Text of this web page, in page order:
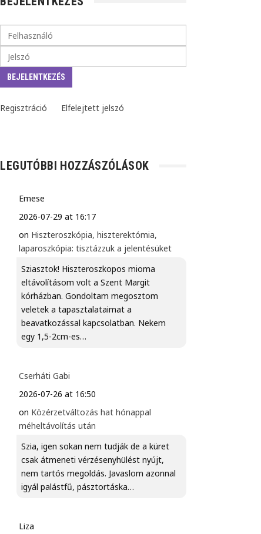
Regisztráció Elfelejtett jelszó
LEGUTÓBBI HOZZÁSZÓLÁSOK
Emese
2026-07-29 at 16:17
on Hiszteroszkópia, hiszterektómia,
laparoszkópia: tisztázzuk a jelentésüket
Sziasztok! Hiszteroszkopos mioma
eltávolításom volt a Szent Margit
kórházban. Gondoltam megosztom
veletek a tapasztalataimat a
beavatkozással kapcsolatban. Nekem
egy 1,5-2cm-es…
Cserháti Gabi
2026-07-26 at 16:50
on Közérzetváltozás hat hónappal
méheltávolítás után
Szia, igen sokan nem tudják de a küret
csak átmeneti vérzésenyhülést nyújt,
nem tartós megoldás. Javaslom azonnal
igyál palástfű, pásztortáska…
Liza